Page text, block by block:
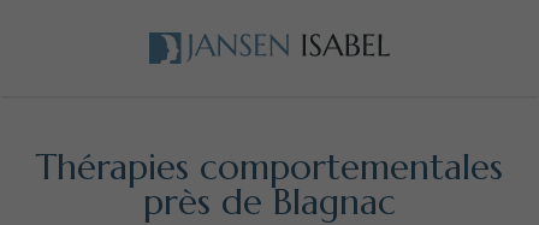
Thérapies comportementales
près de Blagnac